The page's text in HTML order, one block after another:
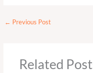
← Previous Post
Related